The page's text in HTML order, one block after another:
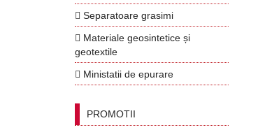
Separatoare grasimi
Materiale geosintetice și
geotextile
Ministatii de epurare
PROMOTII